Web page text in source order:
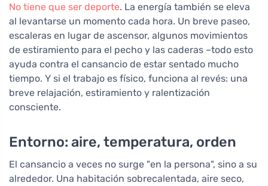
No tiene que ser deporte. La energía también se eleva
al levantarse un momento cada hora. Un breve paseo,
escaleras en lugar de ascensor, algunos movimientos
de estiramiento para el pecho y las caderas –todo esto
ayuda contra el cansancio de estar sentado mucho
tiempo. Y si el trabajo es físico, funciona al revés: una
breve relajación, estiramiento y ralentización
consciente.
Entorno: aire, temperatura, orden
El cansancio a veces no surge "en la persona", sino a su
alrededor. Una habitación sobrecalentada, aire seco,